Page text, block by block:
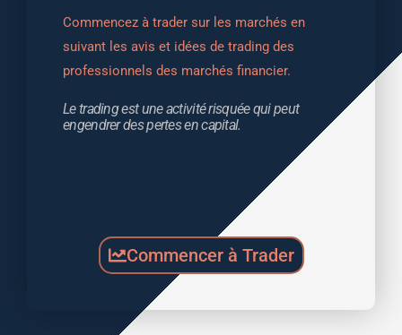
Commencez à trader sur les marchés en
suivant les avis et idées de trading des
professionnels des marchés financier.
Le trading est une activité risquée qui peut
engendrer des pertes en capital.
Commencer à Trader